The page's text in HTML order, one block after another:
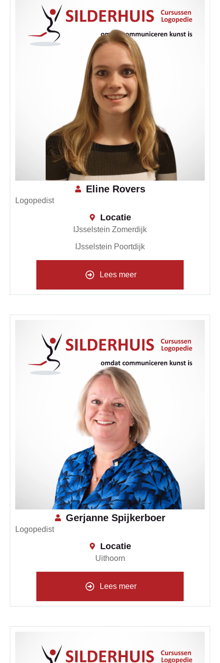
Eline Rovers
Logopedist
Locatie
IJsselstein Zomerdijk
IJsselstein Poortdijk
Lees meer
Gerjanne Spijkerboer
Logopedist
Locatie
Uithoorn
Lees meer